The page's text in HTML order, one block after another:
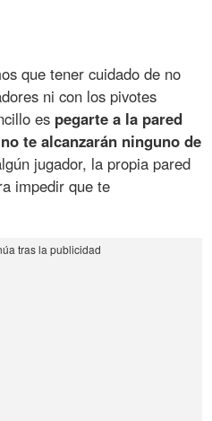
que tener cuidado de no
ni con los pivotes
es pegarte a la pared
no te alcanzarán ninguno de
jugador, la propia pared
impedir que te